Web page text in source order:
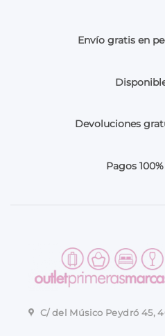
Envío gratis en
Devoluciones
Pagos
C/ del Músico Peydró 45,